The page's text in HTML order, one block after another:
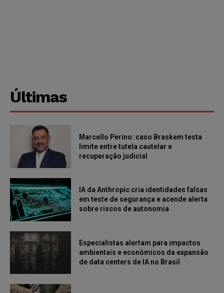
Últimas
Marcello Perino: caso Braskem testa
limite entre tutela cautelar e
recuperação judicial
IA da Anthropic cria identidades falsas
em teste de segurança e acende alerta
sobre riscos de autonomia
Especialistas alertam para impactos
ambientais e econômicos da expansão
de data centers de IA no Brasil